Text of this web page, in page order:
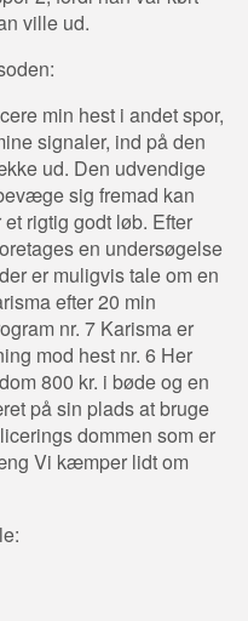
ville ud.
min hest i andet spor,
signaler, ind på den
ud. Den udvendige
sig fremad kan
rigtig godt løb. Efter
en undersøgelse
er muligvis tale om en
efter 20 min
nr. 7 Karisma er
mod hest nr. 6 Her
800 kr. i bøde og en
på sin plads at bruge
dommen som er
Vi kæmper lidt om